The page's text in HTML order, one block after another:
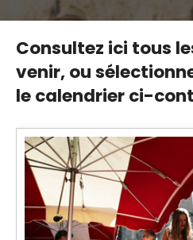
Consultez ici tous
venir,ou
le calendrier ci-